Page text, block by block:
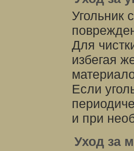
Угольник
Для
избегая
Если
и при
Уход за